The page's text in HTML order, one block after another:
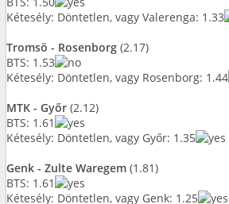
Kétesély: Döntetlen, vagy Valerenga: 1.33
Tromsö - Rosenborg (2.17)
BTS: 1.53
Kétesély: Döntetlen, vagy Rosenborg: 1.44
MTK - Győr (2.12)
BTS: 1.61
Kétesély: Döntetlen, vagy Győr: 1.35
Genk - Zulte Waregem (1.81)
BTS: 1.61
Kétesély: Döntetlen, vagy Genk: 1.25